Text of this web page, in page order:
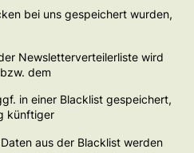
bei uns gespeichert wurden,
Newsletterverteilerliste wird
dem
in einer Blacklist gespeichert,
künftiger
aus der Blacklist werden